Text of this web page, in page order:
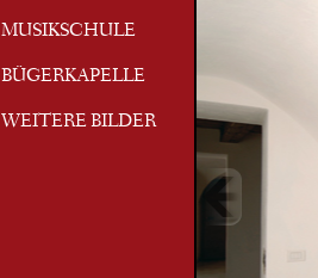
MUSIKSCHULE
BÜGERKAPELLE
WEITERE BILDER